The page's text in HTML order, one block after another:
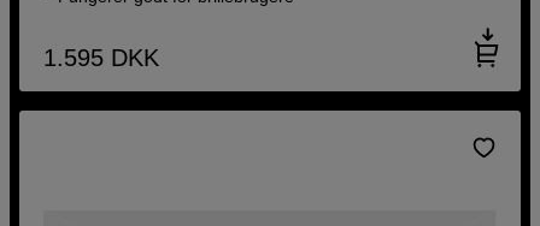
1.595 DKK